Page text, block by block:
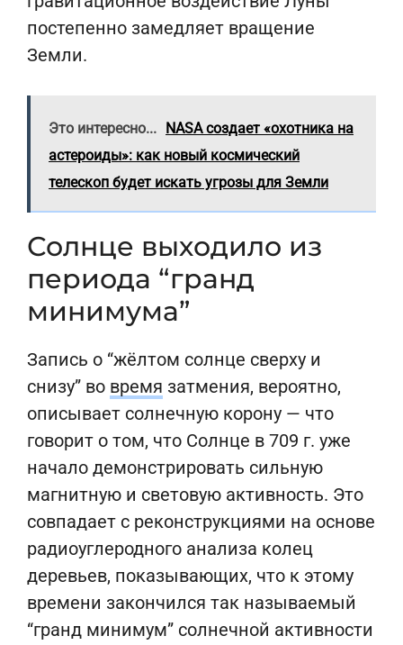
постепенно замедляет вращение
Земли.
Это интересно... NASA создает «охотника на
астероиды»: как новый космический
телескоп будет искать угрозы для Земли
Солнце выходило из
периода “гранд
минимума”
Запись о “жёлтом солнце сверху и
снизу” во время затмения, вероятно,
описывает солнечную корону — что
говорит о том, что Солнце в 709 г. уже
начало демонстрировать сильную
магнитную и световую активность. Это
совпадает с реконструкциями на основе
радиоуглеродного анализа колец
деревьев, показывающих, что к этому
времени закончился так называемый
“гранд минимум” солнечной активности